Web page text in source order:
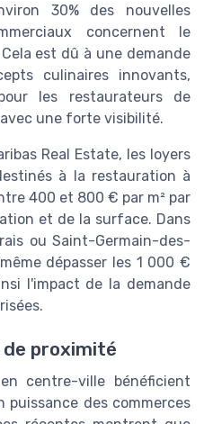
30% des nouvelles
concernent le
est dû à une demande
culinaires innovants,
les restaurateurs de
une forte visibilité.
Real Estate, les loyers
à la restauration à
400 et 800 € par m² par
et de la surface. Dans
ou Saint-Germain-des-
dépasser les 1 000 €
l'impact de la demande
proximité
centre-ville bénéficient
puissance des commerces